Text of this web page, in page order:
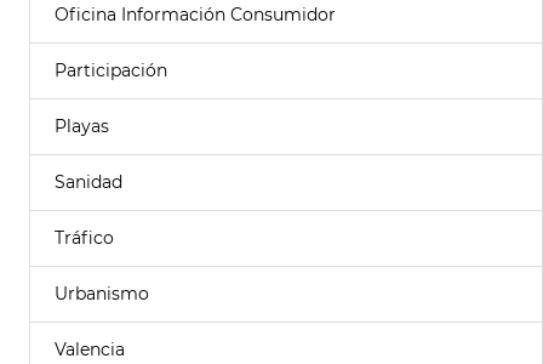
Oficina Información Consumidor
Participación
Playas
Sanidad
Tráfico
Urbanismo
Valencia